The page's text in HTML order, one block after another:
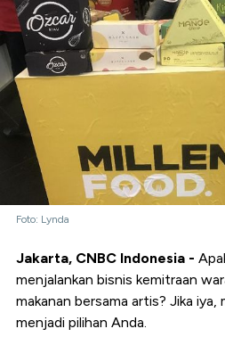
Foto: Lynda
Jakarta, CNBC Indonesia -
menjalankan bisnis kemitraan
makanan bersama artis? Jika iya,
menjadi pilihan Anda.